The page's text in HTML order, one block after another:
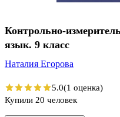
Контрольно-
язык. 9 класс
Наталия Егорова
5.0(1 оценка)
Купили 20 человек